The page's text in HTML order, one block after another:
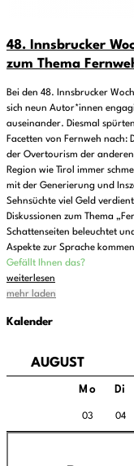
48. Innsbrucker
zum Thema
Bei den 48. Innsbrucker
sich neun Autor*innen
auseinander. Diesmal
Facetten von Fernweh nach:
der Overtourism der
Region wie Tirol immer
mit der Generierung und
Sehnsüchte viel Geld
Diskussionen zum Thema
Schattenseiten beleuchtet
Aspekte zur Sprache
Gefällt Ihnen das?
weiterlesen
mehr laden
Kalender
AUGUST
Mo Di
03 04